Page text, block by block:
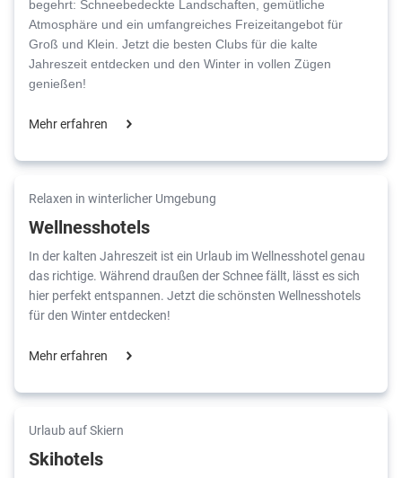
begehrt: Schneebedeckte Landschaften, gemütliche
Atmosphäre und ein umfangreiches Freizeitangebot für
Groß und Klein. Jetzt die besten Clubs für die kalte
Jahreszeit entdecken und den Winter in vollen Zügen
genießen!
Mehr erfahren
Relaxen in winterlicher Umgebung
Wellnesshotels
In der kalten Jahreszeit ist ein Urlaub im Wellnesshotel genau
das richtige. Während draußen der Schnee fällt, lässt es sich
hier perfekt entspannen. Jetzt die schönsten Wellnesshotels
für den Winter entdecken!
Mehr erfahren
Urlaub auf Skiern
Skihotels